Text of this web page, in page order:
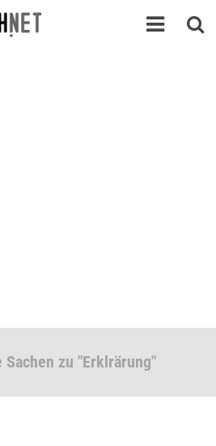
zu "Erklrärung"